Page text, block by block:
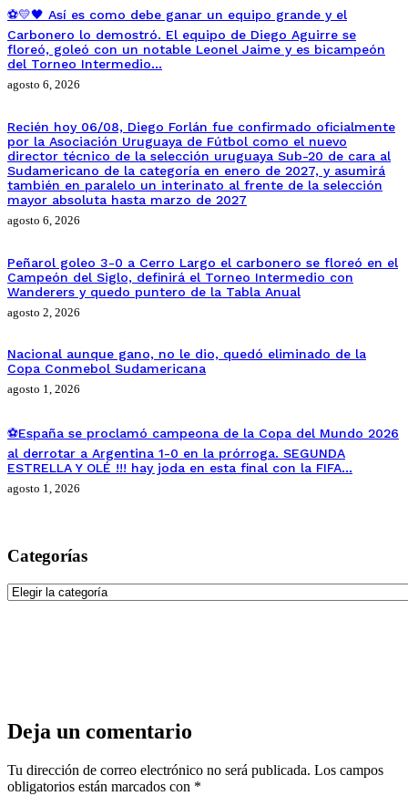
⚽💛🖤 Así es como debe ganar un equipo grande y el
Carbonero lo demostró. El equipo de Diego Aguirre se
floreó, goleó con un notable Leonel Jaime y es bicampeón
del Torneo Intermedio…
agosto 6, 2026
Recién hoy 06/08, Diego Forlán fue confirmado oficialmente
por la Asociación Uruguaya de Fútbol como el nuevo
director técnico de la selección uruguaya Sub-20 de cara al
Sudamericano de la categoría en enero de 2027, y asumirá
también en paralelo un interinato al frente de la selección
mayor absoluta hasta marzo de 2027
agosto 6, 2026
Peñarol goleo 3-0 a Cerro Largo el carbonero se floreó en el
Campeón del Siglo, definirá el Torneo Intermedio con
Wanderers y quedo puntero de la Tabla Anual
agosto 2, 2026
Nacional aunque gano, no le dio, quedó eliminado de la
Copa Conmebol Sudamericana
agosto 1, 2026
⚽España se proclamó campeona de la Copa del Mundo 2026
al derrotar a Argentina 1-0 en la prórroga. SEGUNDA
ESTRELLA Y OLÉ !!! hay joda en esta final con la FIFA…
agosto 1, 2026
Categorías
Categorías
Deja un comentario
Tu dirección de correo electrónico no será publicada. Los campos
obligatorios están marcados con *